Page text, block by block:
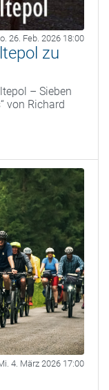
26. Feb. 2026 18:00
zu
– Sieben
von Richard
4. März 2026 17:00